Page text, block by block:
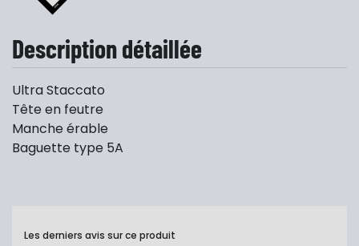
Description détaillée
Ultra Staccato
Tête en feutre
Manche érable
Baguette type 5A
Les derniers avis sur ce produit